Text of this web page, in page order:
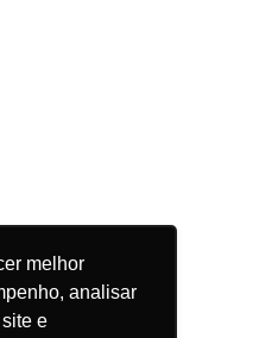
melhor
analisar
e